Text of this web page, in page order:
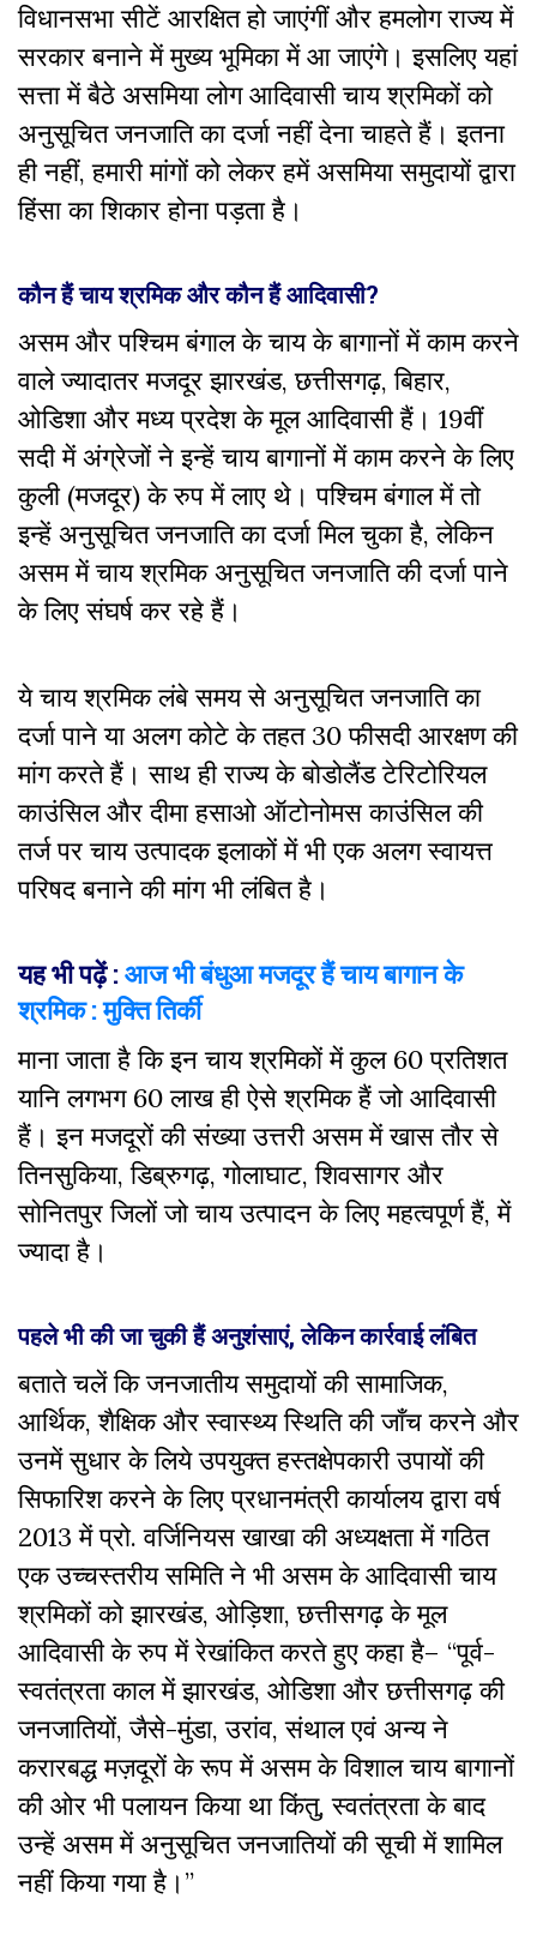
विधानसभा सीटें आरक्षित हो जाएंगीं और हमलोग राज्य में
सरकार बनाने में मुख्य भूमिका में आ जाएंगे। इसलिए यहां
सत्ता में बैठे असमिया लोग आदिवासी चाय श्रमिकों को
अनुसूचित जनजाति का दर्जा नहीं देना चाहते हैं। इतना
ही नहीं, हमारी मांगों को लेकर हमें असमिया समुदायों द्वारा
हिंसा का शिकार होना पड़ता है।
कौन हैं चाय श्रमिक और कौन हैं आदिवासी?
असम और पश्चिम बंगाल के चाय के बागानों में काम करने
वाले ज्यादातर मजदूर झारखंड, छत्तीसगढ़, बिहार,
ओडिशा और मध्य प्रदेश के मूल आदिवासी हैं। 19वीं
सदी में अंग्रेजों ने इन्हें चाय बागानों में काम करने के लिए
कुली (मजदूर) के रुप में लाए थे। पश्चिम बंगाल में तो
इन्हें अनुसूचित जनजाति का दर्जा मिल चुका है, लेकिन
असम में चाय श्रमिक अनुसूचित जनजाति की दर्जा पाने
के लिए संघर्ष कर रहे हैं।
ये चाय श्रमिक लंबे समय से अनुसूचित जनजाति का
दर्जा पाने या अलग कोटे के तहत 30 फीसदी आरक्षण की
मांग करते हैं। साथ ही राज्य के बोडोलैंड टेरिटोरियल
काउंसिल और दीमा हसाओ ऑटोनोमस काउंसिल की
तर्ज पर चाय उत्पादक इलाकों में भी एक अलग स्वायत्त
परिषद बनाने की मांग भी लंबित है।
यह भी पढ़ें :आज भी बंधुआ मजदूर हैं चाय बागान के
श्रमिक : मुक्ति तिर्की
माना जाता है कि इन चाय श्रमिकों में कुल 60 प्रतिशत
यानि लगभग 60 लाख ही ऐसे श्रमिक हैं जो आदिवासी
हैं। इन मजदूरों की संख्या उत्तरी असम में खास तौर से
तिनसुकिया, डिब्रुगढ़, गोलाघाट, शिवसागर और
सोनितपुर जिलों जो चाय उत्पादन के लिए महत्वपूर्ण हैं, में
ज्यादा है।
पहले भी की जा चुकी हैं अनुशंसाएं, लेकिन कार्रवाई लंबित
बताते चलें कि जनजातीय समुदायों की सामाजिक,
आर्थिक, शैक्षिक और स्वास्थ्य स्थिति की जाँच करने और
उनमें सुधार के लिये उपयुक्त हस्तक्षेपकारी उपायों की
सिफारिश करने के लिए प्रधानमंत्री कार्यालय द्वारा वर्ष
2013 में प्रो. वर्जिनियस खाखा की अध्यक्षता में गठित
एक उच्चस्तरीय समिति ने भी असम के आदिवासी चाय
श्रमिकों को झारखंड, ओड़िशा, छत्तीसगढ़ के मूल
आदिवासी के रुप में रेखांकित करते हुए कहा है– “पूर्व-
स्वतंत्रता काल में झारखंड, ओडिशा और छत्तीसगढ़ की
जनजातियों, जैसे-मुंडा, उरांव, संथाल एवं अन्य ने
करारबद्ध मज़दूरों के रूप में असम के विशाल चाय बागानों
की ओर भी पलायन किया था किंतु, स्वतंत्रता के बाद
उन्हें असम में अनुसूचित जनजातियों की सूची में शामिल
नहीं किया गया है।”